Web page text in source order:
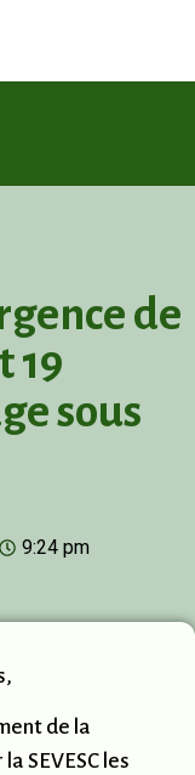
de
19
sous
9:24 pm
de la
SEVESC les